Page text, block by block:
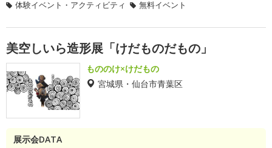
体験イベント・アクティビティ 無料イベント
美空しいら造形展「けだものだもの」
もののけ×けだもの
宮城県・仙台市青葉区
展示会DATA